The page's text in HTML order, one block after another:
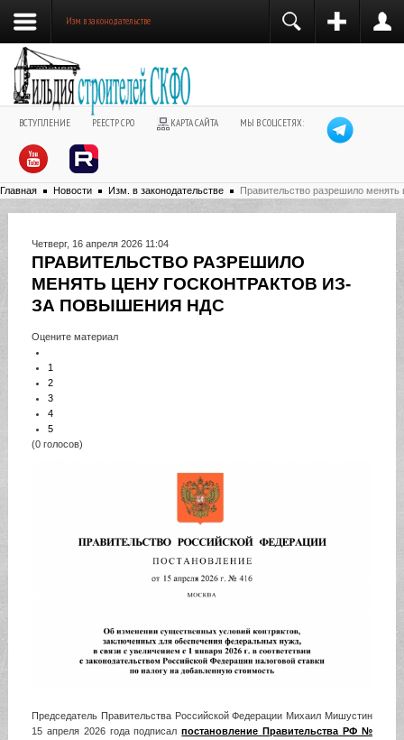
Изм. в законодательстве
ВСТУПЛЕНИЕ РЕЕСТР СРО КАРТА САЙТА МЫ В СОЦСЕТЯХ:
Главная Новости Изм. в законодательстве Правительство разрешило
Четверг, 16 апреля 2026 11:04
ПРАВИТЕЛЬСТВО РАЗРЕШИЛО
МЕНЯТЬ ЦЕНУ ГОСКОНТРАКТОВ ИЗ-
ЗА ПОВЫШЕНИЯ НДС
Оцените материал
1
2
3
4
5
(0 голосов)
Председатель Правительства Российской Федерации Михаил Мишустин
15 апреля 2026 года подписалпостановление Правительства РФ №